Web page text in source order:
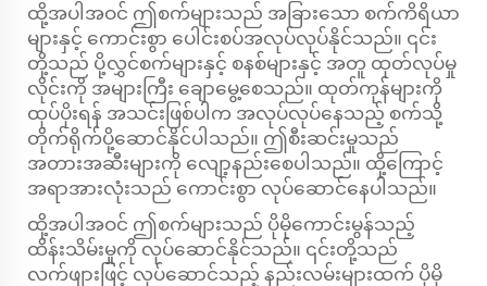
ထို့အပါအဝင် ဤစက်များသည် အခြားသော စက်ကိရိယာ
များနှင့် ကောင်းစွာ ပေါင်းစပ်အလုပ်လုပ်နိုင်သည်။ ၎င်း
တို့သည် ပို့လွှင်စက်များနှင့် စနစ်များနှင့် အတူ ထုတ်လုပ်မှု
လိုင်းကို အများကြီး ချောမွေ့စေသည်။ ထုတ်ကုန်များကို
ထုပ်ပိုးရန် အသင်းဖြစ်ပါက အလုပ်လုပ်နေသည့် စက်သို့
တိုက်ရိုက်ပို့ဆောင်နိုင်ပါသည်။ ဤစီးဆင်းမှုသည်
အတားအဆီးများကို လျော့နည်းစေပါသည်။ ထို့ကြောင့်
အရာအားလုံးသည် ကောင်းစွာ လုပ်ဆောင်နေပါသည်။
ထို့အပါအဝင် ဤစက်များသည် ပိုမိုကောင်းမွန်သည့်
ထိန်းသိမ်းမှုကို လုပ်ဆောင်နိုင်သည်။ ၎င်းတို့သည်
လက်ဖျားဖြင့် လုပ်ဆောင်သည့် နည်းလမ်းများထက် ပိုမို